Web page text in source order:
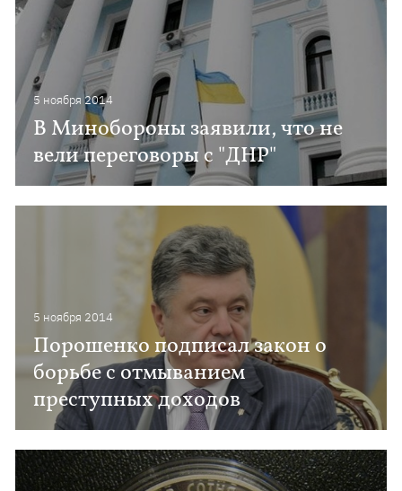
5 ноября 2014
В Минобороны заявили, что не
вели переговоры с "ДНР"
5 ноября 2014
Порошенко подписал закон о
борьбе с отмыванием
преступных доходов